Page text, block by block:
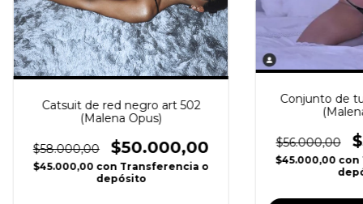
Catsuit de red negro art 502
(Malena Opus)
$58.000,00 $50.000,00
$45.000,00 con Transferencia o
depósito
Conjunto de
$56.000,00
$45.000,00 con